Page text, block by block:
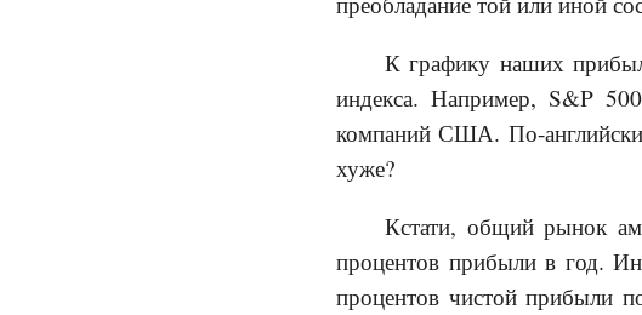
К графику наших
индекса. Например, S&P
компаний США. По-
хуже?
Кстати, общий рынок
процентов прибыли в год.
процентов чистой прибыли